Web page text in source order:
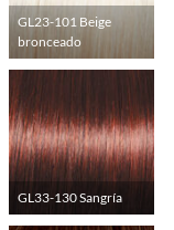
GL23-101 Beige
bronceado
GL33-130 Sangría